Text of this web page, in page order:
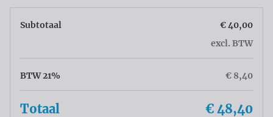
Subtotaal
€ 40,00
excl. BTW
BTW 21% € 8,40
Totaal € 48,40